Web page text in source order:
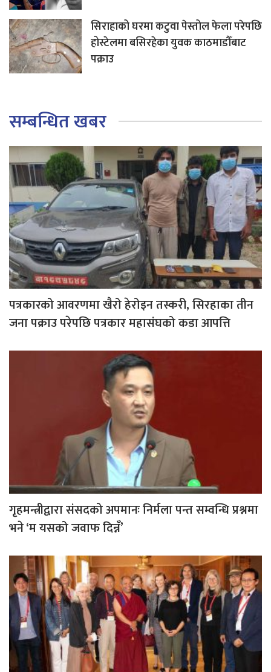
सिराहाको घरमा कटुवा पेस्तोल फेला परेपछि
होस्टेलमा बसिरहेका युवक काठमाडौँबाट
पक्राउ
सम्बन्धित खबर
पत्रकारको आवरणमा खैरो हेरोइन तस्करी, सिरहाका तीन
जना पक्राउ परेपछि पत्रकार महासंघको कडा आपत्ति
गृहमन्त्रीद्वारा संसदको अपमानः निर्मला पन्त सम्वन्धि प्रश्नमा
भने ‘म यसको जवाफ दिन्नँ’